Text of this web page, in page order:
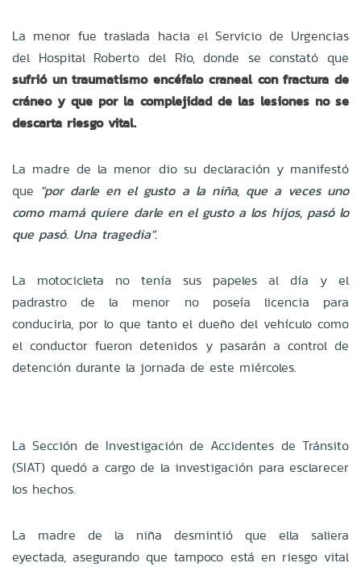
La menor fue traslada hacia el Servicio de Urgencias
del Hospital Roberto del Río, donde se constató que
sufrió un traumatismo encéfalo craneal con fractura de
cráneo y que por la complejidad de las lesiones no se
descarta riesgo vital.
La madre de la menor dio su declaración y manifestó
que "por darle en el gusto a la niña, que a veces uno
como mamá quiere darle en el gusto a los hijos, pasó lo
que pasó. Una tragedia".
La motocicleta no tenía sus papeles al día y el
padrastro de la menor no poseía licencia para
conducirla, por lo que tanto el dueño del vehículo como
el conductor fueron detenidos y pasarán a control de
detención durante la jornada de este miércoles.
La Sección de Investigación de Accidentes de Tránsito
(SIAT) quedó a cargo de la investigación para esclarecer
los hechos.
La madre de la niña desmintió que ella saliera
eyectada, asegurando que tampoco está en riesgo vital